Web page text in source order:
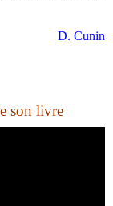
D. Cunin
son livre